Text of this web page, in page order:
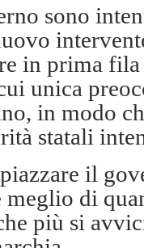
sono
in prima
unica
in modo
statali
il
meglio di
più si